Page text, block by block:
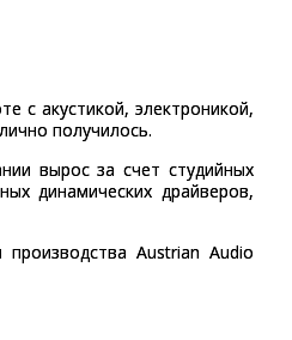
с акустикой, электроникой,
получилось.
вырос за счет студийных
динамических драйверов,
Austrian Audio